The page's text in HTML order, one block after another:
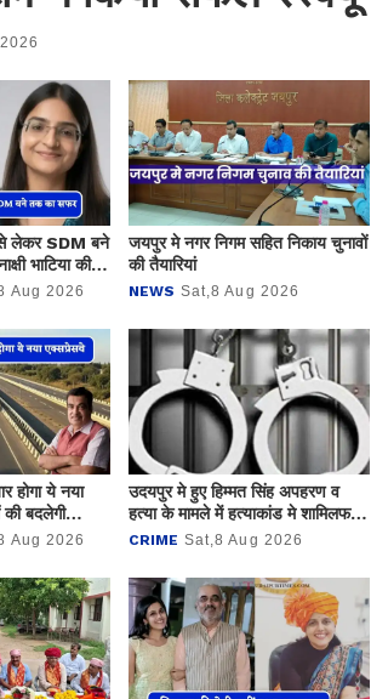
लेकर SDM बने
भाटिया की
Aug 2026
जयपुर मे नगर निगम सहित निकाय चुनावों
की तैयारियां
NEWS Sat,8 Aug 2026
होगा ये नया
की बदलेगी
गाड़‍ियां
Aug 2026
उदयपुर मे हुए हिम्मत सिंह अपहरण व
हत्या के मामले में हत्याकांड मे शामिलफरार
अभियुक्तो को गिरफतार किया है
CRIME Sat,8 Aug 2026